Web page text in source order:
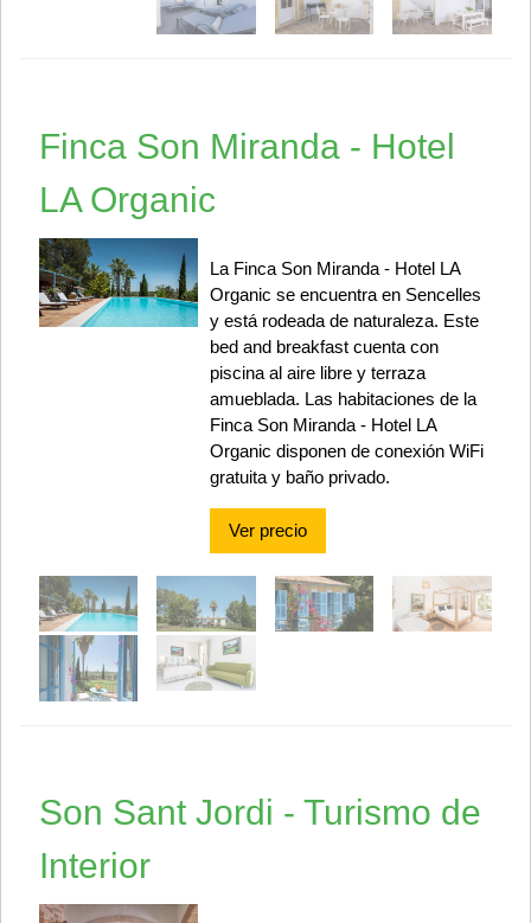
Finca Son Miranda - Hotel
LA Organic
La Finca Son Miranda - Hotel LA
Organic se encuentra en Sencelles
y está rodeada de naturaleza. Este
bed and breakfast cuenta con
piscina al aire libre y terraza
amueblada. Las habitaciones de la
Finca Son Miranda - Hotel LA
Organic disponen de conexión WiFi
gratuita y baño privado.
Ver precio
Son Sant Jordi - Turismo de
Interior